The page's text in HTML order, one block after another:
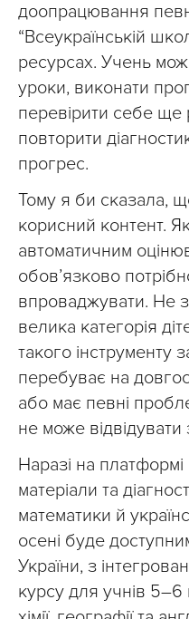
доопрацювання
“Всеукраїнській
ресурсах. Учень
уроки, виконати
перевірити себе ще
повторити
прогрес.
Тому я би сказала,
корисний контент.
автоматичним
обов’язково
впроваджувати. Не
велика категорія
такого інструменту
перебуває на
або має певні
не може
Наразі на платформі
матеріали та
математики й
осені буде
України, з
курсу для учнів 5–6